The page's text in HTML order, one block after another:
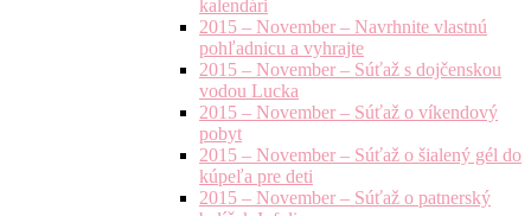
kalendári
2015 – November – Navrhnite vlastnú
pohľadnicu a vyhrajte
2015 – November – Súťaž s dojčenskou
vodou Lucka
2015 – November – Súťaž o víkendový
pobyt
2015 – November – Súťaž o šialený gél do
kúpeľa pre deti
2015 – November – Súťaž o patnerský